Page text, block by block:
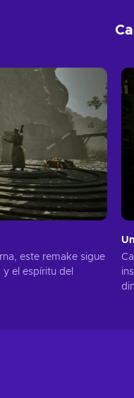
este remake sigue
el espíritu del